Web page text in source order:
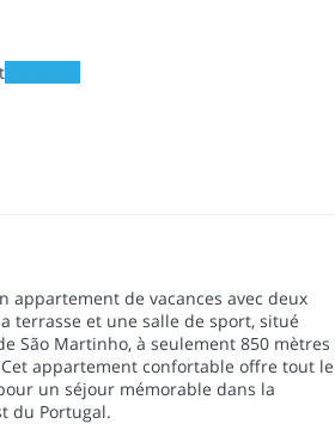
appartement de vacances avec deux
terrasse et une salle de sport, situé
São Martinho, à seulement 850 mètres
appartement confortable offre tout le
un séjour mémorable dans la
du Portugal.